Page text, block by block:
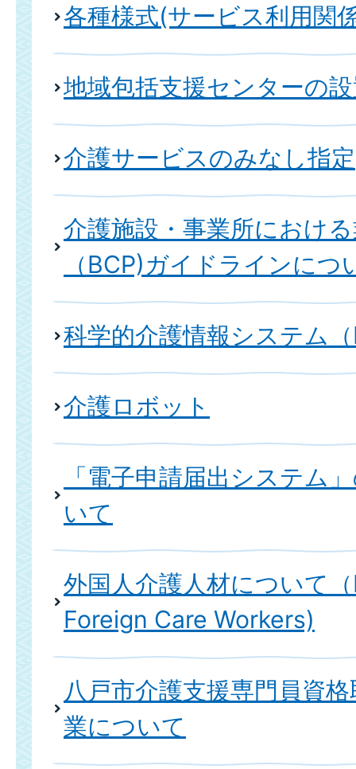
各種様式(サービス利用関
地域包括支援センターの
介護サービスのみなし指定
介護施設・事業所におけ
（BCP)ガイドラインにつ
科学的介護情報システム
介護ロボット
「電子申請届出システム
いて
外国人介護人材について
Foreign Care Workers)
八戸市介護支援専門員資
業について